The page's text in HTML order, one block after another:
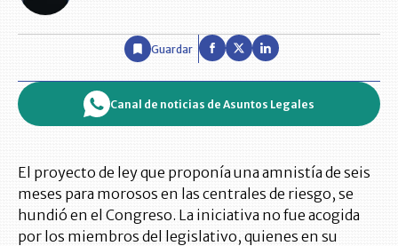
Guardar
Canal de noticias de Asuntos Legales
El proyecto de ley que proponía una amnistía de seis
meses para morosos en las centrales de riesgo, se
hundió en el Congreso. La iniciativa no fue acogida
por los miembros del legislativo, quienes en su